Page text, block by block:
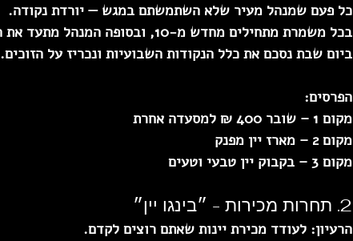
כל פעם שמנהל מעיר שלא השתמשתם במגש — יורדת נקודה.
בכל משמרת מתחילים מחדש מ-10, ובסופה המנהל מתעד את התוצאה.
ביום שבת נסכם את כלל הנקודות השבועיות ונכריז על הזוכים.
הפרסים:
מקום 1 – שובר 400 ₪ למסעדה אחרת
מקום 2 – מארז יין מפנק
מקום 3 – בקבוק יין טבעי וטעים
2. תחרות מכירות - ״בינגו יין״
הרעיון: לעודד מכירת יינות שאתם רוצים לקדם.